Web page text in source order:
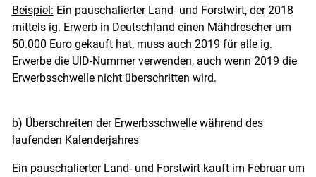
Beispiel: Ein pauschalierter Land- und Forstwirt, der 2018
mittels ig. Erwerb in Deutschland einen Mähdrescher um
50.000 Euro gekauft hat, muss auch 2019 für alle ig.
Erwerbe die UID-Nummer verwenden, auch wenn 2019 die
Erwerbsschwelle nicht überschritten wird.
b) Überschreiten der Erwerbsschwelle während des
laufenden Kalenderjahres
Ein pauschalierter Land- und Forstwirt kauft im Februar um